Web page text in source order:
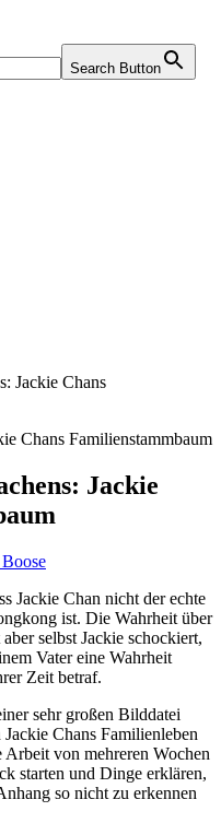
Search Button
Jackie Chans
Jackie
Jackie Chan nicht der echte
ist. Die Wahrheit über
selbst Jackie schockiert,
Vater eine Wahrheit
Zeit betraf.
sehr großen Bilddatei
Chans Familienleben
von mehreren Wochen
starten und Dinge erklären,
so nicht zu erkennen